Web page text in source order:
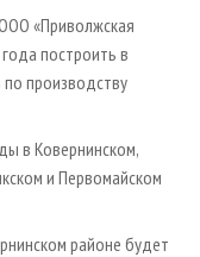
«Приволжская
построить в
производству
в Ковернинском,
и Первомайском
районе будет